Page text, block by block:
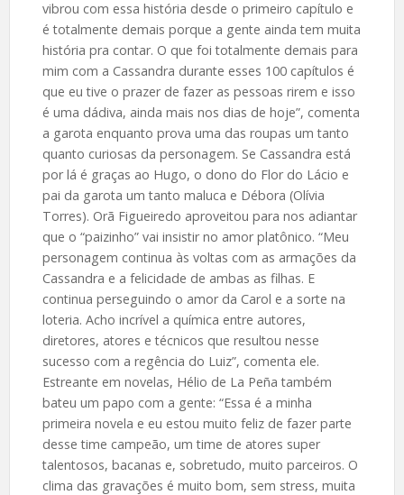
vibrou com essa história desde o primeiro capítulo e
é totalmente demais porque a gente ainda tem muita
história pra contar. O que foi totalmente demais para
mim com a Cassandra durante esses 100 capítulos é
que eu tive o prazer de fazer as pessoas rirem e isso
é uma dádiva, ainda mais nos dias de hoje”, comenta
a garota enquanto prova uma das roupas um tanto
quanto curiosas da personagem. Se Cassandra está
por lá é graças ao Hugo, o dono do Flor do Lácio e
pai da garota um tanto maluca e Débora (Olívia
Torres). Orã Figueiredo aproveitou para nos adiantar
que o “paizinho” vai insistir no amor platônico. “Meu
personagem continua às voltas com as armações da
Cassandra e a felicidade de ambas as filhas. E
continua perseguindo o amor da Carol e a sorte na
loteria. Acho incrível a química entre autores,
diretores, atores e técnicos que resultou nesse
sucesso com a regência do Luiz”, comenta ele.
Estreante em novelas, Hélio de La Peña também
bateu um papo com a gente: “Essa é a minha
primeira novela e eu estou muito feliz de fazer parte
desse time campeão, um time de atores super
talentosos, bacanas e, sobretudo, muito parceiros. O
clima das gravações é muito bom, sem stress, muita